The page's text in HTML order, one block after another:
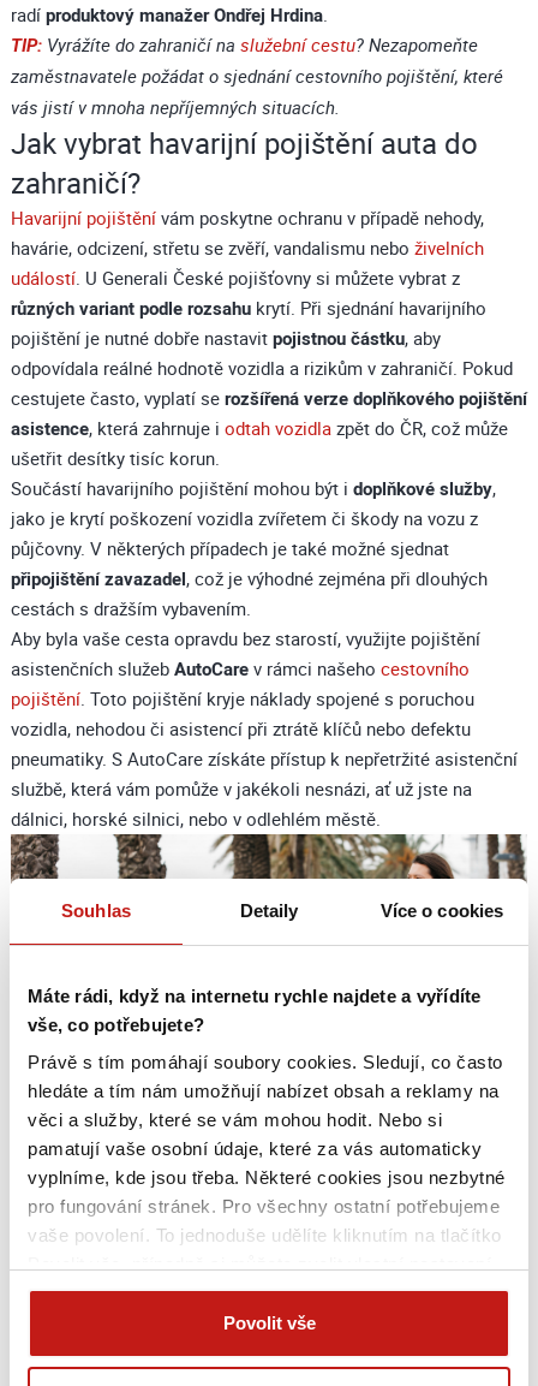
Souhlas Detaily Více o cookies
Máte rádi, když na internetu rychle najdete a vyřídíte
vše, co potřebujete?
Právě s tím pomáhají soubory cookies. Sledují, co často
hledáte a tím nám umožňují nabízet obsah a reklamy na
věci a služby, které se vám mohou hodit. Nebo si
pamatují vaše osobní údaje, které za vás automaticky
vyplníme, kde jsou třeba. Některé cookies jsou nezbytné
pro fungování stránek. Pro všechny ostatní potřebujeme
vaše povolení. To jednoduše udělíte kliknutím na tlačítko
Na základě vašeho souhlasu můžeme také při sjednání
na webu bezpečně sbírat vaše jméno, příjmení či email a
poskytovat je reklamním systémům jako Google
Povolit vše
radí produktový manažer Ondřej Hrdina.
TIP: Vyrážíte do zahraničí na služební cestu? Nezapomeňte
zaměstnavatele požádat o sjednání cestovního pojištění, které
vás jistí v mnoha nepříjemných situacích.
Jak vybrat havarijní pojištění auta do
zahraničí?
Havarijní pojištěnívám poskytne ochranu v případě nehody,
havárie, odcizení, střetu se zvěří, vandalismu nebo živelních
událostí. U Generali České pojišťovny si můžete vybrat z
různých variant podle rozsahukrytí. Při sjednání havarijního
pojištění je nutné dobře nastavit pojistnou částku, aby
odpovídala reálné hodnotě vozidla a rizikům v zahraničí. Pokud
cestujete často, vyplatí se rozšířená verze doplňkového pojištění
asistence, která zahrnuje i odtah vozidla zpět do ČR, což může
ušetřit desítky tisíc korun.
Součástí havarijního pojištění mohou být i doplňkové služby,
jako je krytí poškození vozidla zvířetem či škody na vozu z
půjčovny. V některých případech je také možné sjednat
připojištění zavazadel, což je výhodné zejména při dlouhých
cestách s dražším vybavením.
Aby byla vaše cesta opravdu bez starostí, využijte pojištění
asistenčních služebAutoCare v rámci našeho cestovního
pojištění. Toto pojištění kryje náklady spojené s poruchou
vozidla, nehodou či asistencí při ztrátě klíčů nebo defektu
pneumatiky. S AutoCare získáte přístup k nepřetržité asistenční
službě, která vám pomůže v jakékoli nesnázi, ať už jste na
dálnici, horské silnici, nebo v odlehlém městě.
Asistenční služby v zahraničí
Autonehoda nebo porucha se za hranicemi řeší hůře, ať už kvůli
jazykové bariéře, nebo odlišným předpisům.Asistenční služby
Generali České pojišťovny vám pomohou s opravou na místě,
odtahem do servisu, zajištěním náhradního vozidla, repatriací
vozidla, zajištěním náhradního ubytování či přepravou osob.
Součástí asistenčních služeb je i pomoc s administrativou při
nehodě či ztrátě dokladů.